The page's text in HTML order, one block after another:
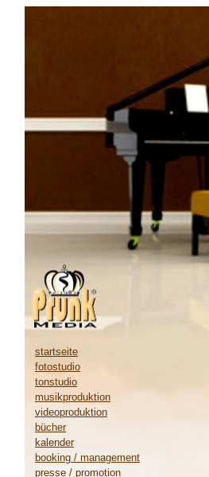
startseite
fotostudio
tonstudio
musikproduktion
videoproduktion
bücher
kalender
booking / management
presse / promotion